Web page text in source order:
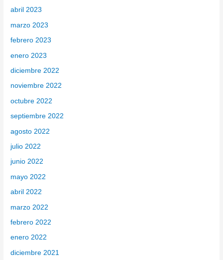
abril 2023
marzo 2023
febrero 2023
enero 2023
diciembre 2022
noviembre 2022
octubre 2022
septiembre 2022
agosto 2022
julio 2022
junio 2022
mayo 2022
abril 2022
marzo 2022
febrero 2022
enero 2022
diciembre 2021